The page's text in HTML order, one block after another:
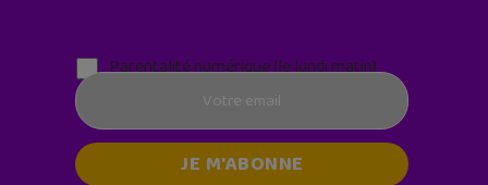
Parentalité numérique (le lundi matin)